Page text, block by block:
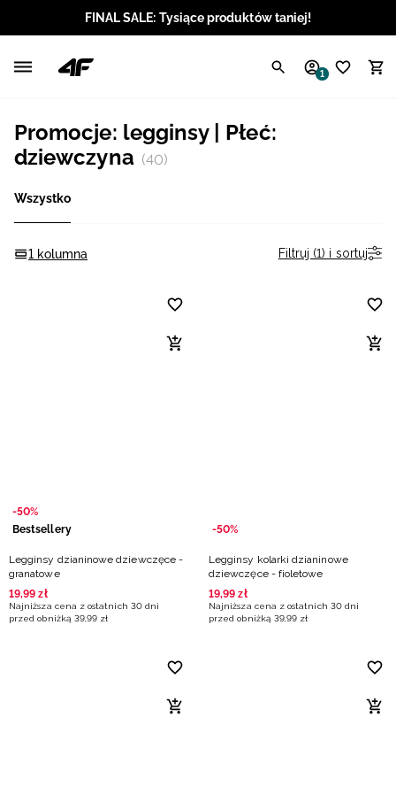
FINAL SALE: Tysiące produktów taniej!
1
Promocje: legginsy | Płeć:
dziewczyna (40)
Wszystko
1 kolumna Filtruj (1) i sortuj
-50%
Bestsellery
Legginsy dzianinowe dziewczęce -
granatowe
19,99 zł
Najniższa cena z ostatnich 30 dni
przed obniżką 39,99 zł
-50%
Legginsy kolarki dzianinowe
dziewczęce - fioletowe
19,99 zł
Najniższa cena z ostatnich 30 dni
przed obniżką 39,99 zł
Angielski / USD